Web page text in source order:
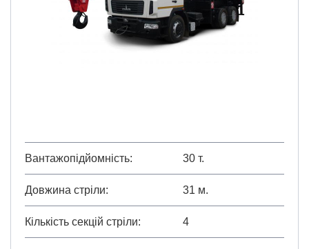
Вантажопідйомність 30 т.
Довжина стріли 31 м.
Кількість секцій стріли 4